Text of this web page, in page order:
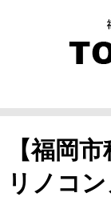
【福岡
リノコ